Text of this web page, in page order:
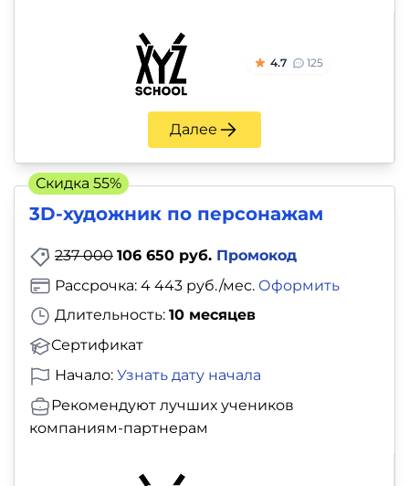
4.7 125
Далее
3D-художник по персонажам
237 000 106 650 руб. Промокод
Длительность: 10 месяцев
Сертификат
Рассрочка: 4 443 руб./мес. Оформить
Начало: Узнать дату начала
Рекомендуют лучших учеников
компаниям-партнерам
Скидка 55%